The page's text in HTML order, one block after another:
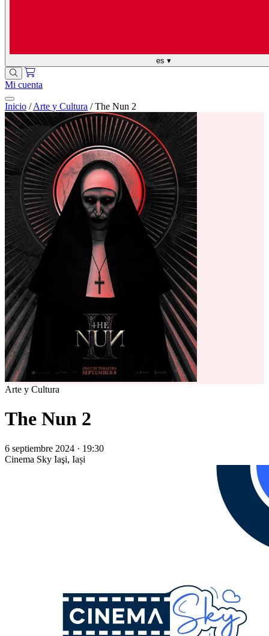
es ▾
Mi cuenta
Inicio / Arte y Cultura / The Nun 2
Arte y Cultura
The Nun 2
6 septiembre 2024 · 19:30
Cinema Sky Iaşi, Iași